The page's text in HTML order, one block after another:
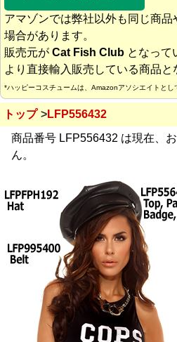
アマゾンでは弊社以外も同じ商
場合があります。
販売元が Cat Fish Club となって
より直接輸入販売している商品と
*ハッピーコスチュームは、Amazonアソシエイトとし
トップ
LFP556432
商品番号 LFP556432 は現在、
ん。